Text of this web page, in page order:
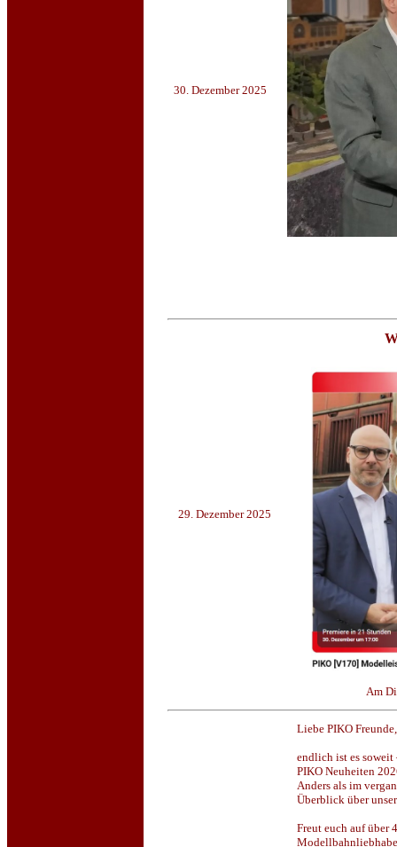
30. Dezember 2025
29. Dezember 2025
Am
Liebe PIKO Freunde,
endlich ist es soweit
PIKO Neuheiten
Anders als im
Überblick über
Freut euch auf über